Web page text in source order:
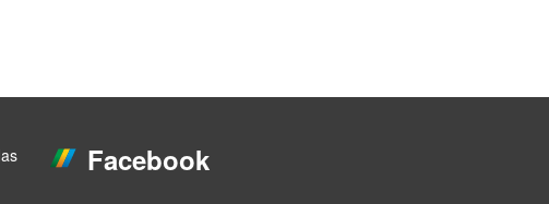
Facebook